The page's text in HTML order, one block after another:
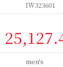
IW323601
men's